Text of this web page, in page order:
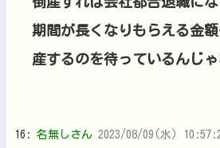
期間が長くなりもらえる金
産するのを待っているんじゃ
16: 名無しさん 2023/08/09(水)